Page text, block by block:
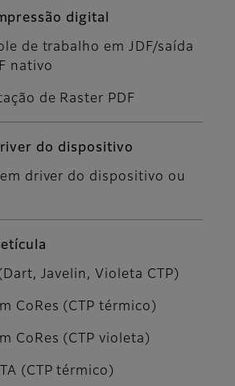
digital
de trabalho em JDF/saída
nativo
de Raster PDF
do dispositivo
driver do dispositivo ou
Javelin, Violeta CTP)
CoRes (CTP térmico)
CoRes (CTP violeta)
(CTP térmico)